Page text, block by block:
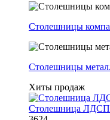
Столешницы
Столешницы
Хиты продаж
Столешница